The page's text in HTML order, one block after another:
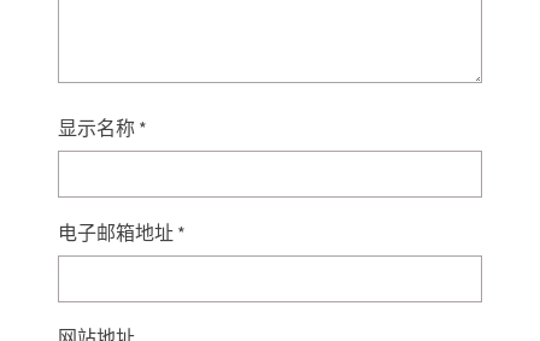
显示名称 *
电子邮箱地址 *